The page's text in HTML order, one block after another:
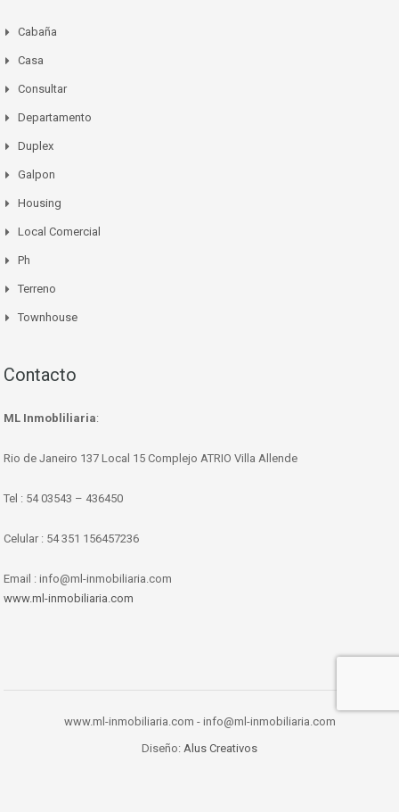
Cabaña
Casa
Consultar
Departamento
Duplex
Galpon
Housing
Local Comercial
Ph
Terreno
Townhouse
Contacto
ML Inmobliliaria:
Rio de Janeiro 137 Local 15 Complejo ATRIO Villa Allende
Tel : 54 03543 – 436450
Celular : 54 351 156457236
Email : info@ml-inmobiliaria.com
www.ml-inmobiliaria.com
www.ml-inmobiliaria.com - info@ml-inmobiliaria.com
Diseño: Alus Creativos